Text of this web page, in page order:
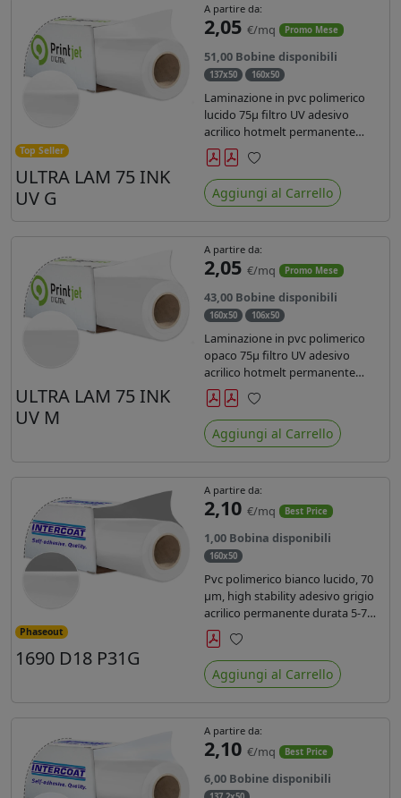
Top Seller
ULTRA LAM 75 INK
UV G
A partire da:
2,05 €/mq Promo Mese
51,00 Bobine disponibili
137x50 160x50
Laminazione in pvc polimerico
lucido 75µ filtro UV adesivo
acrilico hotmelt permanente
specifico per stampe con
inchiostri UV durata 7 anni indoor
e 5 outdoor. Dotato di certificato
ignifugo Bs1d0.
Preferiti
Aggiungi al Carrello
ULTRA LAM 75 INK
UV M
A partire da:
2,05 €/mq Promo Mese
43,00 Bobine disponibili
160x50 106x50
Laminazione in pvc polimerico
opaco 75µ filtro UV adesivo
acrilico hotmelt permanente
specifico per stampe con
inchiostri UV durata 7 anni indoor
e 5 outdoor. Dotato di certificato
ignifugo Bs1d0.
Preferiti
Aggiungi al Carrello
Phaseout
1690 D18 P31G
A partire da:
2,10 €/mq Best Price
1,00 Bobina disponibili
160x50
Pvc polimerico bianco lucido, 70
µm, high stability adesivo grigio
acrilico permanente durata 5-7
anni, per stampe con inchiostri
solvente, ecosolvente, UV e latex.
Preferiti
Aggiungi al Carrello
A partire da:
2,10 €/mq Best Price
6,00 Bobine disponibili